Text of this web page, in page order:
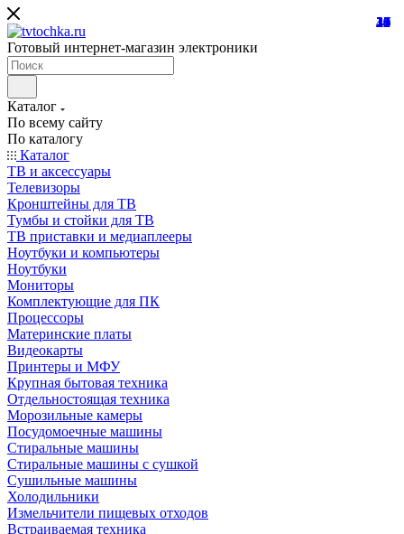
Готовый интернет-магазин электроники
Каталог
По всему сайту
По каталогу
Каталог
ТВ и аксессуары
Телевизоры
Кронштейны для ТВ
Тумбы и стойки для ТВ
ТВ приставки и медиаплееры
Ноутбуки и компьютеры
Ноутбуки
Мониторы
Комплектующие для ПК
Процессоры
Материнские платы
Видеокарты
Принтеры и МФУ
Крупная бытовая техника
Отдельностоящая техника
Морозильные камеры
Посудомоечные машины
Стиральные машины
Стиральные машины с сушкой
Сушильные машины
Холодильники
Измельчители пищевых отходов
Встраиваемая техника
21
24
10
7
39
10
8
25
18
32
7
24
31
15
45
26
16
12
27